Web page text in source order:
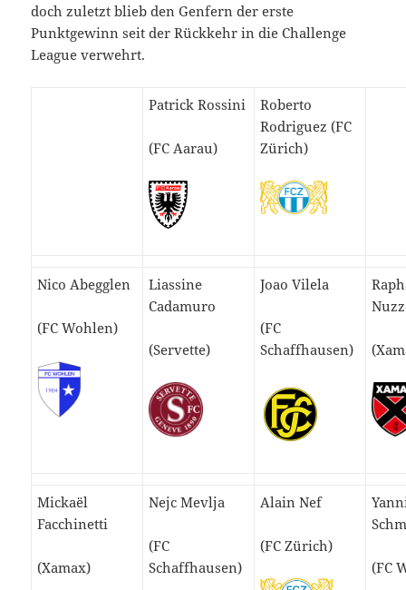
doch zuletzt blieb den Genfern der erste
Punktgewinn seit der Rückkehr in die Challenge
League verwehrt.
Patrick Rossini
(FC Aarau)
Roberto
Rodriguez (FC
Zürich)
Nico Abegglen
(FC Wohlen)
Liassine
Cadamuro
(Servette)
Joao Vilela
(FC
Schaffhausen)
Mickaël
Facchinetti
(Xamax)
Nejc Mevlja
(FC
Schaffhausen)
Alain Nef
(FC Zürich)
(FC